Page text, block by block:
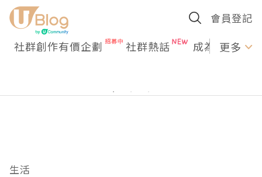
會員登記
社群創作有價企劃 社群熱話 成為U更多
生活